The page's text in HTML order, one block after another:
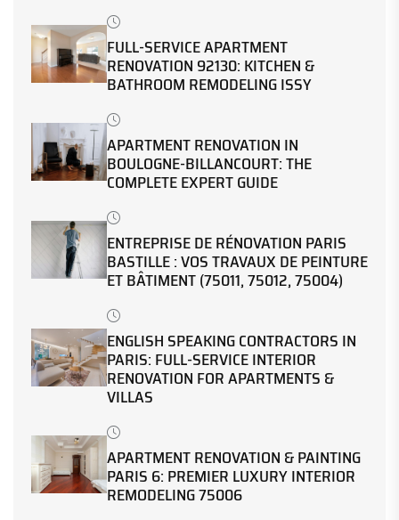
FULL-SERVICE APARTMENT
RENOVATION 92130: KITCHEN &
BATHROOM REMODELING ISSY
APARTMENT RENOVATION IN
BOULOGNE-BILLANCOURT: THE
COMPLETE EXPERT GUIDE
ENTREPRISE DE RÉNOVATION PARIS
BASTILLE : VOS TRAVAUX DE PEINTURE
ET BÂTIMENT (75011, 75012, 75004)
ENGLISH SPEAKING CONTRACTORS IN
PARIS: FULL-SERVICE INTERIOR
RENOVATION FOR APARTMENTS &
VILLAS
APARTMENT RENOVATION & PAINTING
PARIS 6: PREMIER LUXURY INTERIOR
REMODELING 75006